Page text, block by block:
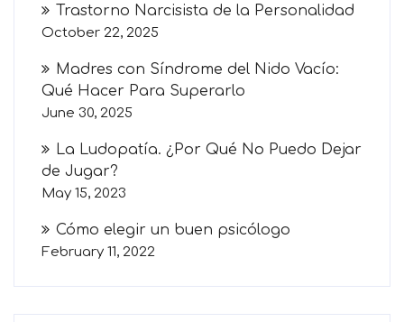
Trastorno Narcisista de la Personalidad
October 22, 2025
Madres con Síndrome del Nido Vacío:
Qué Hacer Para Superarlo
June 30, 2025
La Ludopatía. ¿Por Qué No Puedo Dejar
de Jugar?
May 15, 2023
Cómo elegir un buen psicólogo
February 11, 2022